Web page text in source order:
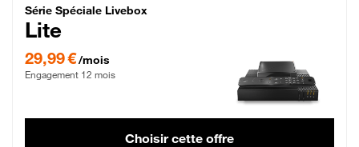
Série Spéciale Livebox Lite Fibre
Série Spéciale Livebox
Lite
29,99 €/mois
Engagement 12 mois
Choisir cette offre